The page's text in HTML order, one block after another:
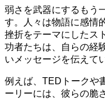
弱さを武器にするもう
す。人々は物語に感情
挫折をテーマにしたス
功者たちは、自らの経
いメッセージを伝えて
例えば、TEDトークや
ーリーには、彼らの脆